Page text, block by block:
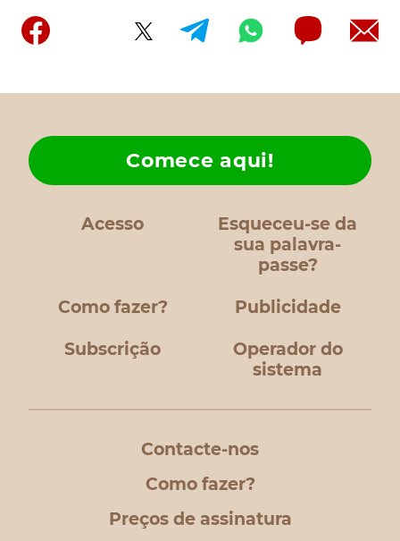
Acesso
Esqueceu-se da
sua palavra-
passe?
Como fazer?
Comece aqui!
Publicidade
Subscrição
Operador do
sistema
Contacte-nos
Como fazer?
Preços de assinatura